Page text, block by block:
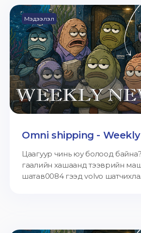
Мэдээлэл
Omni shipping -
Цаагуур чинь юу болоод
гаалийн хашаанд тээврийн
шатав0084 гээд volvo